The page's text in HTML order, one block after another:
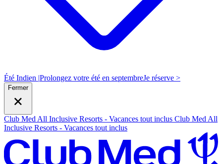
Été Indien |Prolongez votre été en septembreJe réserve >
Fermer
Club Med All Inclusive Resorts - Vacances tout inclus Club Med All
Inclusive Resorts - Vacances tout inclus